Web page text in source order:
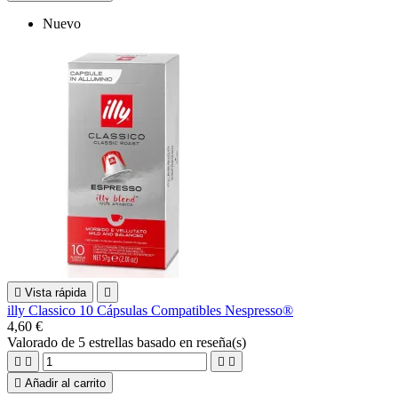
Nuevo
 Vista rápida 
illy Classico 10 Cápsulas Compatibles Nespresso®
4,60 €
Valorado de 5 estrellas basado en reseña(s)
   
 Añadir al carrito